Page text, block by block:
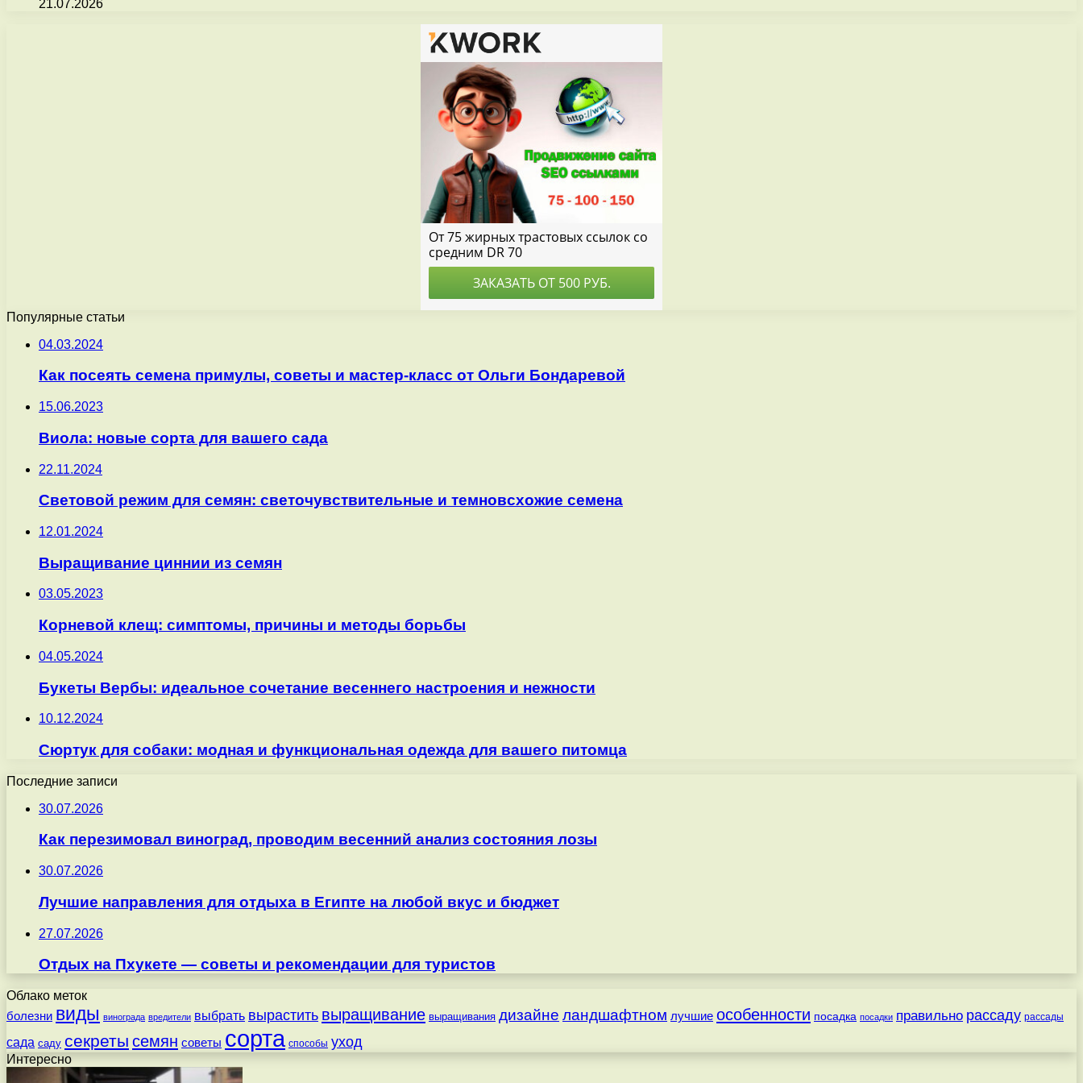
21.07.2026
Популярные статьи
04.03.2024
Как посеять семена примулы, советы и мастер-класс от Ольги Бондаревой
15.06.2023
Виола: новые сорта для вашего сада
22.11.2024
Световой режим для семян: светочувствительные и темновсхожие семена
12.01.2024
Выращивание циннии из семян
03.05.2023
Корневой клещ: симптомы, причины и методы борьбы
04.05.2024
Букеты Вербы: идеальное сочетание весеннего настроения и нежности
10.12.2024
Сюртук для собаки: модная и функциональная одежда для вашего питомца
Последние записи
30.07.2026
Как перезимовал виноград, проводим весенний анализ состояния лозы
30.07.2026
Лучшие направления для отдыха в Египте на любой вкус и бюджет
27.07.2026
Отдых на Пхукете — советы и рекомендации для туристов
Облако меток
болезни виды винограда вредители выбрать вырастить выращивание выращивания дизайне ландшафтном лучшие особенности посадка посадки правильно рассаду рассады
сада саду секреты семян советы сорта способы уход
Интересно